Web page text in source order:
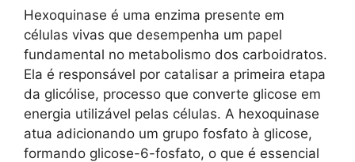
Hexoquinase é uma enzima presente em
células vivas que desempenha um papel
fundamental no metabolismo dos carboidratos.
Ela é responsável por catalisar a primeira etapa
da glicólise, processo que converte glicose em
energia utilizável pelas células. A hexoquinase
atua adicionando um grupo fosfato à glicose,
formando glicose-6-fosfato, o que é essencial